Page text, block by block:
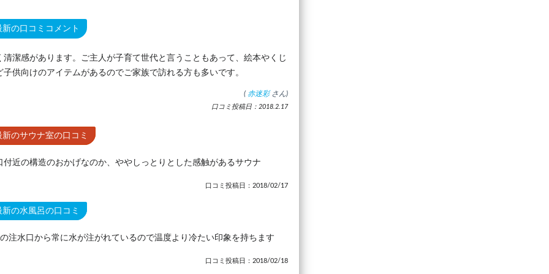
新の口コミコメント
清潔感があります。ご主人が子育て世代と言うこともあって、絵本やくじ
子供向けのアイテムがあるのでご家族で訪れる方も多いです。
( 赤迷彩 さん)
口コミ投稿日：2018.2.17
新のサウナ室の口コミ
付近の構造のおかげなのか、ややしっとりとした感触があるサウナ
口コミ投稿日：2018/02/17
新の水風呂の口コミ
注水口から常に水が注がれているので温度より冷たい印象を持ちます
口コミ投稿日：2018/02/18